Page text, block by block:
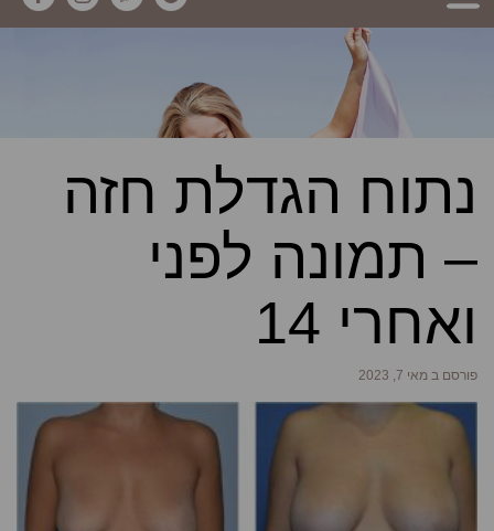
נתוח הגדלת חזה
– תמונה לפני
ואחרי 14
פורסם ב מאי 7, 2023